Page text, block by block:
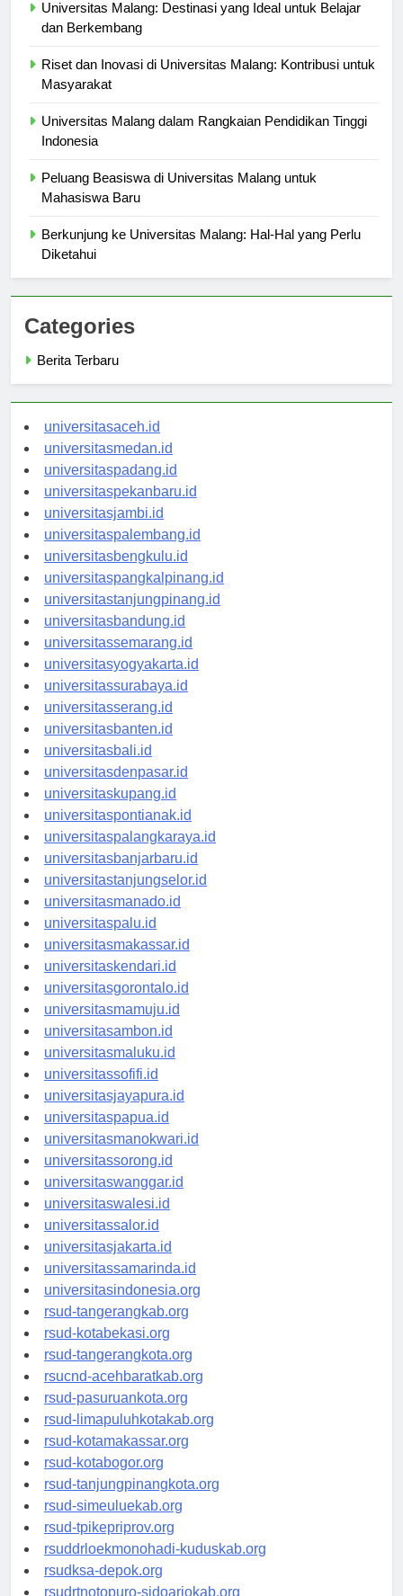
Universitas Malang: Destinasi yang Ideal untuk Belajar
Riset dan Inovasi di Universitas Malang: Kontribusi untuk
Universitas Malang dalam Rangkaian Pendidikan Tinggi
Peluang Beasiswa di Universitas Malang untuk
Berkunjung ke Universitas Malang: Hal-Hal yang Perlu
Categories
universitasaceh.id
universitasmedan.id
universitaspadang.id
universitaspekanbaru.id
universitasjambi.id
universitaspalembang.id
universitasbengkulu.id
universitaspangkalpinang.id
universitastanjungpinang.id
universitasbandung.id
universitassemarang.id
universitasyogyakarta.id
universitassurabaya.id
universitasserang.id
universitasbanten.id
universitasbali.id
universitasdenpasar.id
universitaskupang.id
universitaspontianak.id
universitaspalangkaraya.id
universitasbanjarbaru.id
universitastanjungselor.id
universitasmanado.id
universitaspalu.id
universitasmakassar.id
universitaskendari.id
universitasgorontalo.id
universitasmamuju.id
universitasambon.id
universitasmaluku.id
universitassofifi.id
universitasjayapura.id
universitaspapua.id
universitasmanokwari.id
universitassorong.id
universitaswanggar.id
universitaswalesi.id
universitassalor.id
universitasjakarta.id
universitassamarinda.id
universitasindonesia.org
rsud-tangerangkab.org
rsud-kotabekasi.org
rsud-tangerangkota.org
rsucnd-acehbaratkab.org
rsud-pasuruankota.org
rsud-limapuluhkotakab.org
rsud-kotamakassar.org
rsud-kotabogor.org
rsud-tanjungpinangkota.org
rsud-simeuluekab.org
rsud-tpikepriprov.org
rsuddrloekmonohadi-kuduskab.org
rsudksa-depok.org